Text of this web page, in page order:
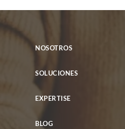
NOSOTROS
SOLUCIONES
EXPERTISE
BLOG